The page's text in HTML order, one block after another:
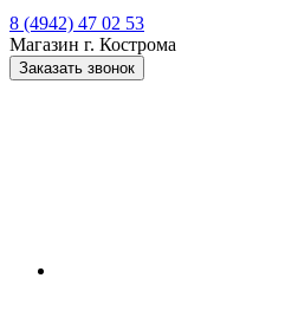
8 (4942) 47 02 53
Магазин г. Кострома
Заказать звонок